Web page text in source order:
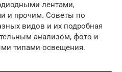
лентами,
и прочим. Советы по
видов и их подробная
анализом, фото и
типами освещения.